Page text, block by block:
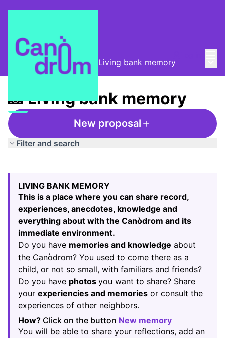
Taula de Memòries / 📸 Living bank memory
📸 Living bank memory
New proposal
Filter and search
−
LIVING BANK MEMORY
This is a place where you can share record,
experiences, anecdotes, knowledge and
everything about with the Canòdrom and its
immediate environment.
Do you have memories and knowledge about
the Canòdrom? You used to come there as a
child, or not so small, with familiars and friends?
Do you have photos you want to share? Share
your experiencies and memories or consult the
experiences of other neighbors.
How? Click on the button New memory
(Opens in
You will be able to share your reflections, add an